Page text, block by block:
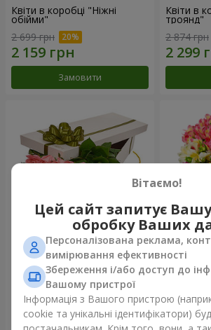
Квіти в коробці "Ніжні
обійми"
2 699 грн
Замовити
Квіти в
троянд"
2 874 грн
Квіти в коробці "15 рожевих
троянд"
2 705 грн
Замовити
Букет
Вітаємо!
Цей сайт запитує
обробку Ваших
Персоналізована реклама,
вимірювання ефективності
Збереження і/або доступ до
Вашому пристрої
Інформація з Вашого пристрою
cookie та унікальні ідентифікатори)